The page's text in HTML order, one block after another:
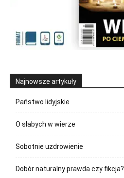
Najnowsze artykuły
Państwo lidyjskie
O słabych w wierze
Sobotnie uzdrowienie
Dobór naturalny prawda czy fikcja?